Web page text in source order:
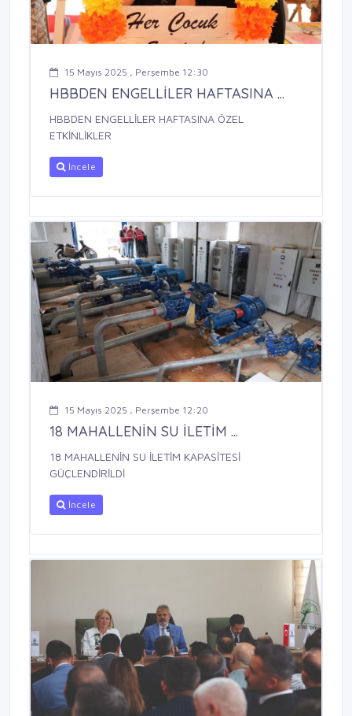
15 Mayıs 2025 , Perşembe 12:30
HBBDEN ENGELLİLER HAFTASINA ...
HBBDEN ENGELLİLER HAFTASINA ÖZEL
ETKİNLİKLER
İncele
15 Mayıs 2025 , Perşembe 12:20
18 MAHALLENİN SU İLETİM ...
18 MAHALLENİN SU İLETİM KAPASİTESİ
GÜÇLENDİRİLDİ
İncele